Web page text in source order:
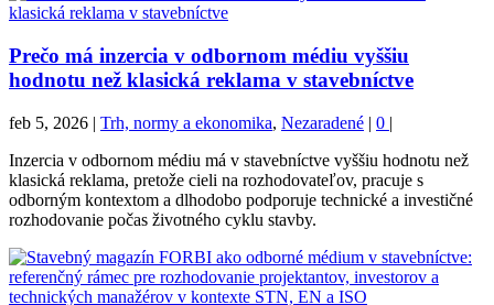
Prečo má inzercia v odbornom médiu vyššiu
hodnotu než klasická reklama v stavebníctve
feb 5, 2026 | Trh, normy a ekonomika, Nezaradené | 0 |
Inzercia v odbornom médiu má v stavebníctve vyššiu hodnotu než
klasická reklama, pretože cieli na rozhodovateľov, pracuje s
odborným kontextom a dlhodobo podporuje technické a investičné
rozhodovanie počas životného cyklu stavby.